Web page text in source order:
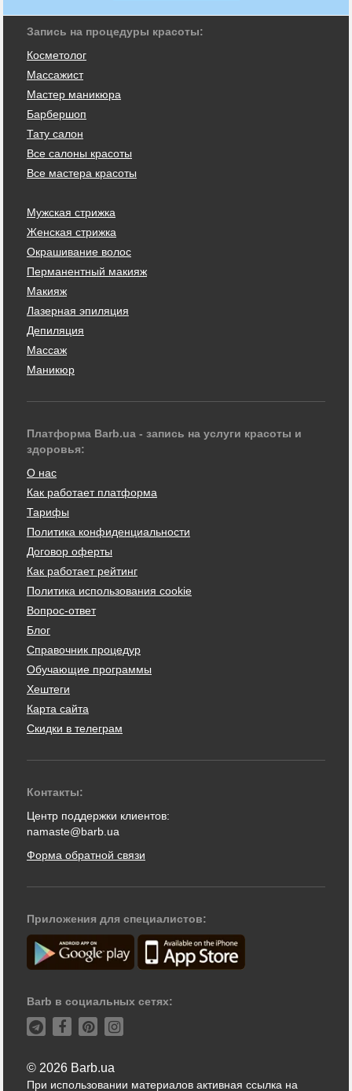
Запись на процедуры красоты:
Косметолог
Массажист
Мастер маникюра
Барбершоп
Тату салон
Все салоны красоты
Все мастера красоты
Мужская стрижка
Женская стрижка
Окрашивание волос
Перманентный макияж
Макияж
Лазерная эпиляция
Депиляция
Массаж
Маникюр
Платформа Barb.ua - запись на услуги красоты и
здоровья:
О нас
Как работает платформа
Тарифы
Политика конфиденциальности
Договор оферты
Как работает рейтинг
Политика использования cookie
Вопрос-ответ
Блог
Справочник процедур
Обучающие программы
Хештеги
Карта сайта
Скидки в телеграм
Контакты:
Центр поддержки клиентов:
namaste@barb.ua
Форма обратной связи
Приложения для специалистов:
Barb в социальных сетях:
© 2026 Barb.ua
При использовании материалов активная ссылка на